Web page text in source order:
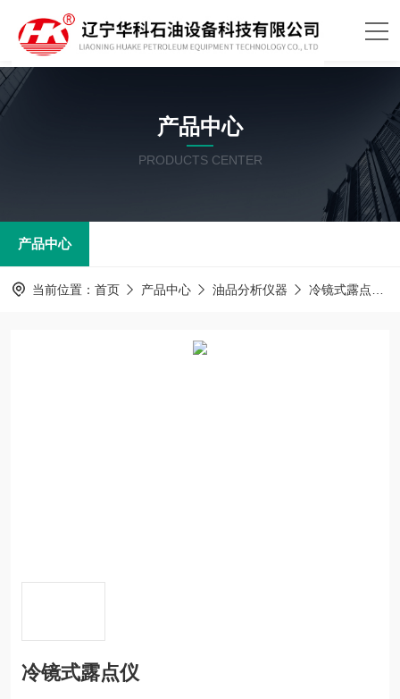
产品中心
PRODUCTS CENTER
产品中心
当前位置： 首页 产品中心 油品分析仪器 冷镜式露点仪
冷镜式露点仪